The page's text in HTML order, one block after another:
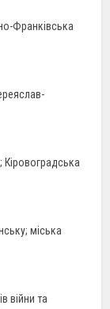
Франківська
міська
війни та